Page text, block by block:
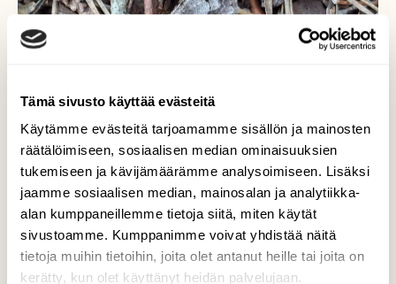
Tämä sivusto käyttää evästeitä
Käytämme evästeitä tarjoamamme sisällön ja mainosten
räätälöimiseen, sosiaalisen median ominaisuuksien
tukemiseen ja kävijämäärämme analysoimiseen. Lisäksi
jaamme sosiaalisen median, mainosalan ja analytiikka-
alan kumppaneillemme tietoja siitä, miten käytät
sivustoamme. Kumppanimme voivat yhdistää näitä
tietoja muihin tietoihin, joita olet antanut heille tai joita on
kerätty, kun olet käyttänyt heidän palvelujaan.